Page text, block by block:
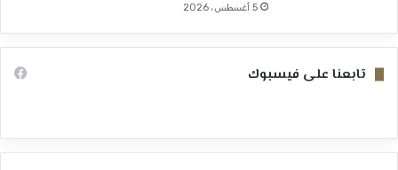
5 أغسطس، 2026
تابعنا على فيسبوك